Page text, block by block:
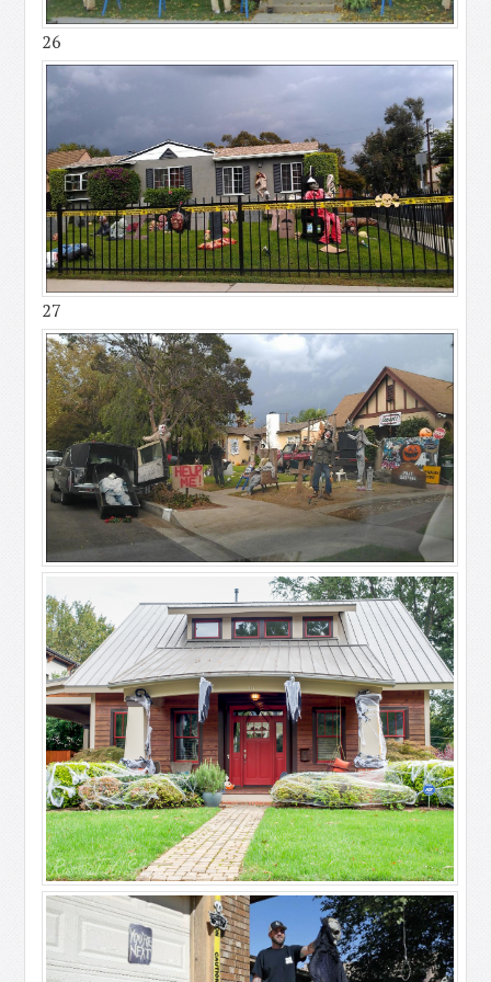
26
27